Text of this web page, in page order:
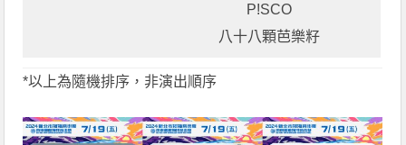
P!SCO
八十八顆芭樂籽
*以上為隨機排序，非演出順序